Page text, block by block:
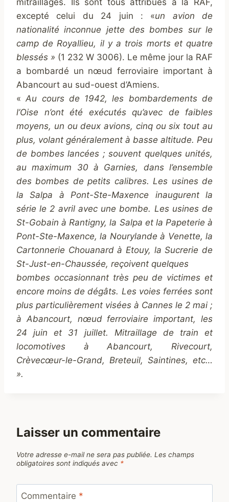
excepté celui du 24 juin : «un avion de
nationalité inconnue jette des bombes sur le
camp de Royallieu, il y a trois morts et quatre
blessés » (1 232 W 3006). Le même jour la RAF
a bombardé un nœud ferroviaire important à
Abancourt au sud-ouest d’Amiens.
«Au cours de 1942, les bombardements de
l’Oise n’ont été exécutés qu’avec de faibles
moyens, un ou deux avions, cinq ou six tout au
plus, volant généralement à basse altitude. Peu
de bombes lancées ; souvent quelques unités,
au maximum 30 à Garnies, dans l’ensemble
des bombes de petits calibres. Les usines de
la Salpa à Pont-Ste-Maxence inaugurent la
série le 2 avril avec une bombe. Les usines de
St-Gobain à Rantigny, la Salpa et la Papeterie à
Pont-Ste-Maxence, la Nourylande à Venette, la
Cartonnerie Chouanard à Etouy, la Sucrerie de
St-Just-en-Chaussée, reçoivent quelques
bombes occasionnant très peu de victimes et
encore moins de dégâts. Les voies ferrées sont
plus particulièrement visées à Cannes le 2 mai ;
à Abancourt, nœud ferroviaire important, les
24 juin et 31 juillet. Mitraillage de train et
locomotives à Abancourt, Rivecourt,
Crèvecœur-le-Grand, Breteuil, Saintines, etc…
».
Laisser un commentaire
Votre adresse e-mail ne sera pas publiée. Les champs
obligatoires sont indiqués avec *
Commentaire *